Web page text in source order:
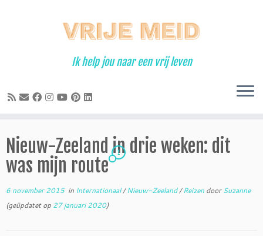
Ik help jou naar een vrij leven
Nieuw-Zeeland in drie weken: dit
was mijn route
1
6 november 2015in Internationaal/Nieuw-Zeeland/Reizen doorSuzanne
(geüpdatet op 27 januari 2020)